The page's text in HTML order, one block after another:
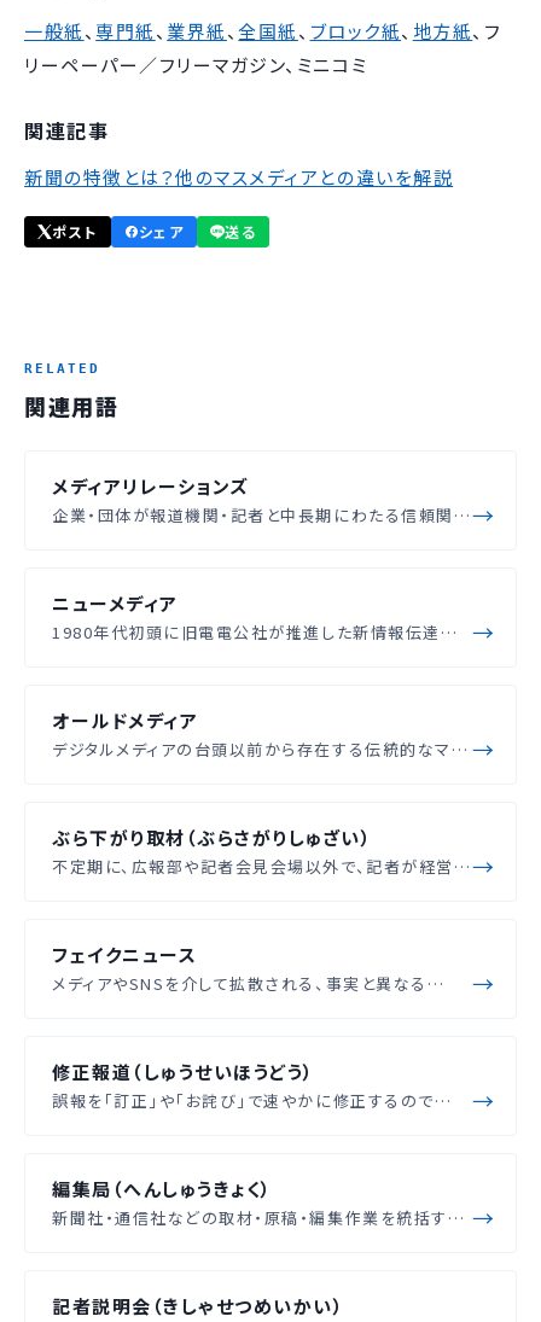
一般紙、 専門紙、 業界紙、全国紙、 ブロック紙、 地方紙、フ
リーペーパー／フリーマガジン、ミニコミ
関連記事
新聞の特徴とは？他のマスメディアとの違いを解説
ポスト シェア 送る
関連用語
メディアリレーションズ
企業・団体が報道機関・記者と中長期にわたる信頼関…
ニューメディア
1980年代初頭に旧電電公社が推進した新情報伝達…
オールドメディア
デジタルメディアの台頭以前から存在する伝統的なマ…
ぶら下がり取材（ぶらさがりしゅざい）
不定期に、広報部や記者会見会場以外で、記者が経営…
フェイクニュース
メディアやSNSを介して拡散される、事実と異なる…
修正報道（しゅうせいほうどう）
誤報を「訂正」や「お詫び」で速やかに修正するので…
編集局（へんしゅうきょく）
新聞社・通信社などの取材・原稿・編集作業を統括す…
記者説明会（きしゃせつめいかい）